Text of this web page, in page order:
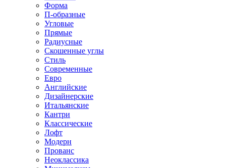
Форма
П-образные
Угловые
Прямые
Радиусные
Скошенные углы
Стиль
Современные
Евро
Английские
Дизайнерские
Итальянские
Кантри
Классические
Лофт
Модерн
Прованс
Неоклассика